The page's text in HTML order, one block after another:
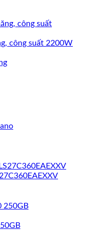
công suất 2200W